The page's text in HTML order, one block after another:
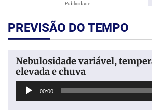
Publicidade
PREVISÃO DO TEMPO
Nebulosidade variável,
elevada e chuva
Tocador
00:00